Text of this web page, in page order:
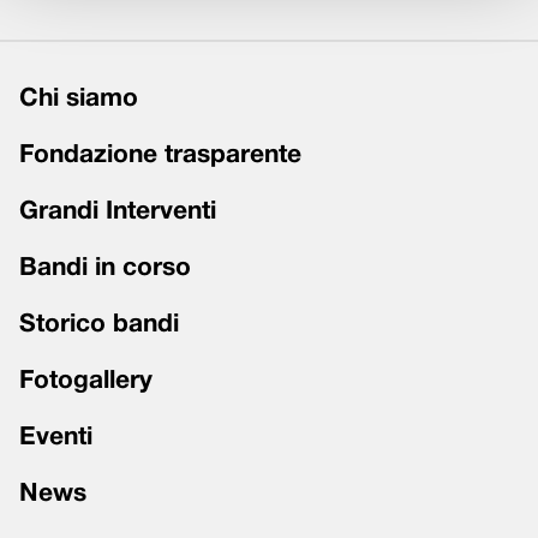
Chi siamo
Fondazione trasparente
Grandi Interventi
Bandi in corso
Storico bandi
Fotogallery
Eventi
News